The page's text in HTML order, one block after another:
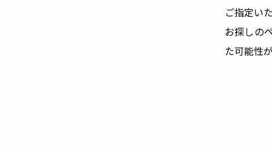
ご指定い
お探しの
た可能性